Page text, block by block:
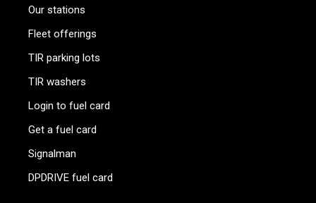
Our stations
Fleet offerings
TIR parking lots
TIR washers
Login to fuel card
Get a fuel card
Signalman
DPDRIVE fuel card